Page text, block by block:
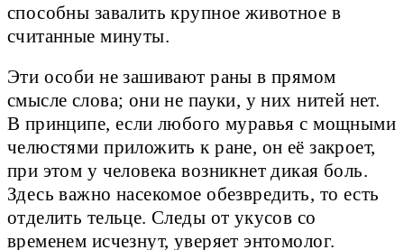
способны завалить крупное животное в
считанные минуты.
Эти особи не зашивают раны в прямом
смысле слова; они не пауки, у них нитей нет.
В принципе, если любого муравья с мощными
челюстями приложить к ране, он её закроет,
при этом у человека возникнет дикая боль.
Здесь важно насекомое обезвредить, то есть
отделить тельце. Следы от укусов со
временем исчезнут, уверяет энтомолог.